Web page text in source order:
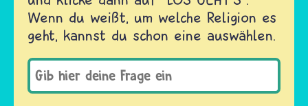
Wenn du weißt, um welche Religion es
geht, kannst du schon eine auswählen.